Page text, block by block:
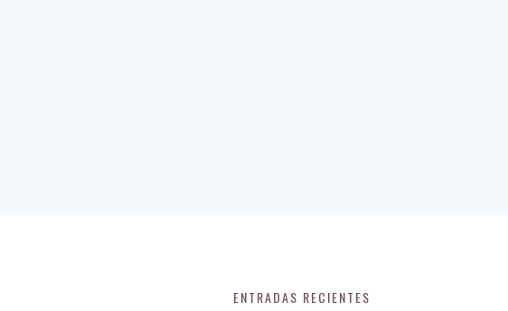
ENTRADAS RECIENTES